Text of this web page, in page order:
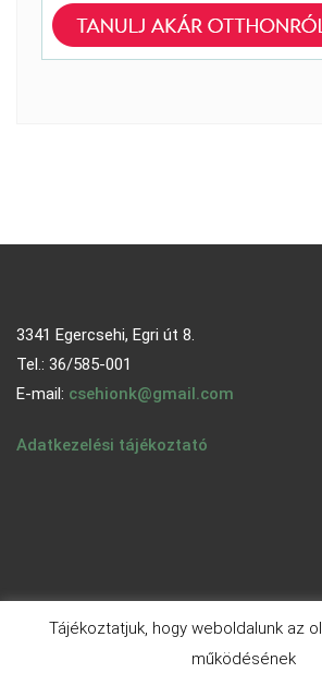
3341 Egercsehi, Egri út 8.
Tel.: 36/585-001
E-mail: csehionk@gmail.com
Adatkezelési tájékoztató
Tájékoztatjuk, hogy weboldalunk az
működésének